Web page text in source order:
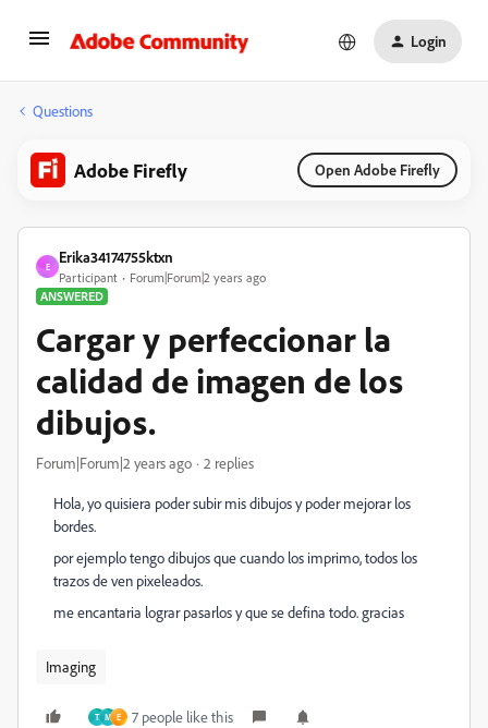
Login
Questions
Adobe Firefly Open Adobe Firefly
E
Erika34174755ktxn
Participant
Forum|Forum|2 years ago
ANSWERED
Cargar y perfeccionar la
calidad de imagen de los
dibujos.
Forum|Forum|2 years ago 2 replies
Hola, yo quisiera poder subir mis dibujos y poder mejorar los
bordes.
por ejemplo tengo dibujos que cuando los imprimo, todos los
trazos de ven pixeleados.
me encantaria lograr pasarlos y que se defina todo. gracias
Imaging
T M E 7 people like this